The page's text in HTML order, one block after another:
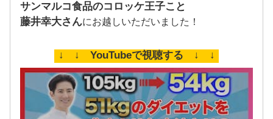
サンマルコ食品のコロッケ王子こと
藤井幸大さんにお越しいただいました！
↓ ↓ YouTubeで視聴する ↓ ↓